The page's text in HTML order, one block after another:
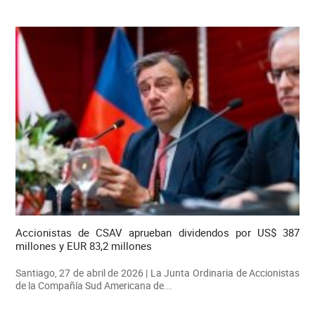
Accionistas de CSAV aprueban dividendos por US$ 387
millones y EUR 83,2 millones
Santiago, 27 de abril de 2026 | La Junta Ordinaria de Accionistas
de la Compañía Sud Americana de...